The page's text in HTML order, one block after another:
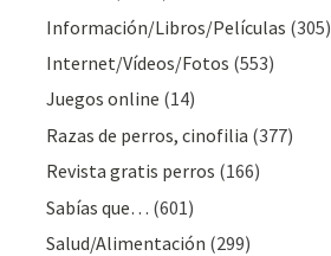
Información/Libros/Películas (305)
Internet/Vídeos/Fotos (553)
Juegos online (14)
Razas de perros, cinofilia (377)
Revista gratis perros (166)
Sabías que… (601)
Salud/Alimentación (299)